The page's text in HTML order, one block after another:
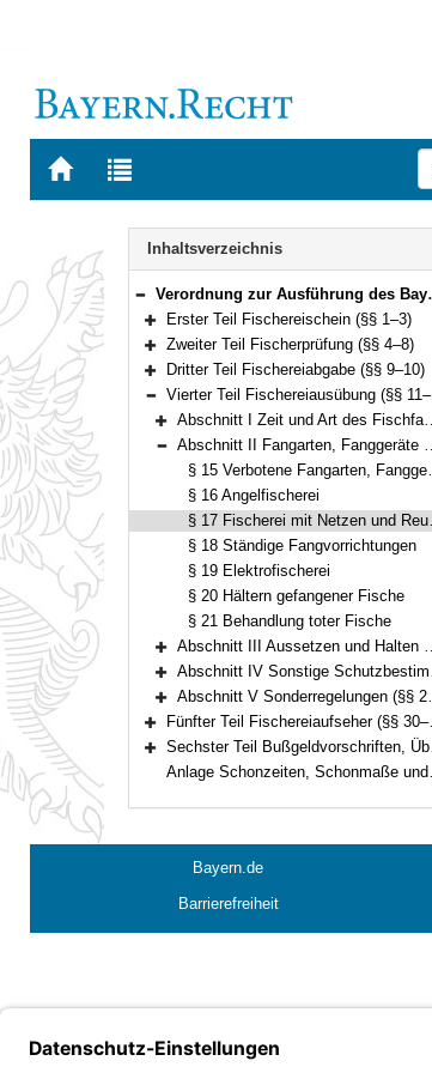
Zur
BAYERN.RECHT
Zur
letzten
Navigation
Inhaltsverzeichnis
Bereich reduzieren
Verordnung zur Ausführung des Bayerischen Fischereigesetzes (AVBayFiG) in der Fassung der Bekanntmachung vom 10. Mai 2004 (GVBl. S. 177, 270) BayRS 793-3-L (§§ 1–33)
Bereich erweitern
Erster Teil Fischereischein (§§ 1–3)
Bereich erweitern
Zweiter Teil Fischerprüfung (§§ 4–8)
Bereich erweitern
Dritter Teil Fischereiabgabe (§§ 9–10)
Bereich reduzieren
Vierter Teil Fischereiausübung (§§ 11–29)
Bereich erweitern
Abschnitt I Zeit und Art des Fischfangs, Aalbewirtschaftung, besondere Fangbeschränkungen (§§ 11–14)
Bereich reduzieren
Abschnitt II Fangarten, Fanggeräte und Fangvorrichtungen, Köder (§§ 15–21)
§ 15 Verbotene Fangarten, Fanggeräte und Fangvorrichtungen
§ 16 Angelfischerei
§ 17 Fischerei mit Netzen und Reusen
§ 18 Ständige Fangvorrichtungen
§ 19 Elektrofischerei
§ 20 Hältern gefangener Fische
§ 21 Behandlung toter Fische
Bereich erweitern
Abschnitt III Aussetzen und Halten von Fischen (§§ 22–23)
Bereich erweitern
Abschnitt IV Sonstige Schutzbestimmungen (§§ 24–27)
Bereich erweitern
Abschnitt V Sonderregelungen (§§ 28–29)
Bereich erweitern
Fünfter Teil Fischereiaufseher (§§ 30–31)
Bereich erweitern
Sechster Teil Bußgeldvorschriften, Übergangs- und Schlussbestimmungen (§§ 32–33)
Anlage Schonzeiten, Schonmaße und räumlicher Geltungsbereich
Bayern.de
Barrierefreiheit